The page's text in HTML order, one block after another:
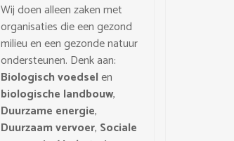
Wij doen alleen zaken met
organisaties die een gezond
milieu en een gezonde natuur
ondersteunen. Denk aan:
Biologisch voedselen
biologische landbouw,
Duurzame energie,
Duurzaam vervoer, Sociale